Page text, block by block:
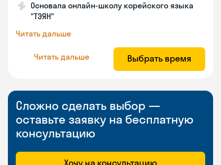
Основала онлайн-школу корейского языка
"ТЭЯН"
Читать дальше
Читать дальше Выбрать время
Сложно сделать выбор —
оставьте заявку на бесплатную
консультацию